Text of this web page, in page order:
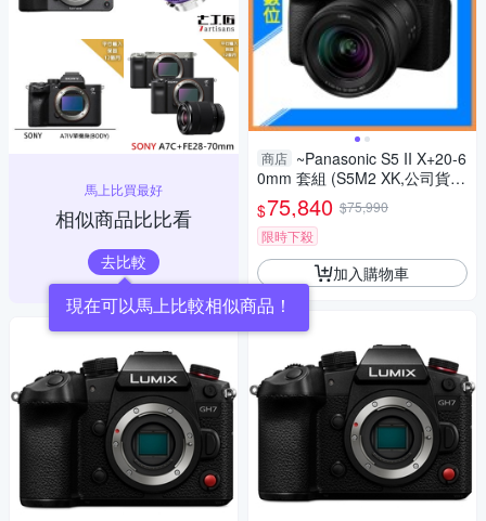
馬上比買最好
相似商品比比看
去比較
現在可以馬上比較相似商品！
商店 ~Panasonic S5 II X+20-6
0mm 套組 (S5M2 XK,公司貨)
S5IIXK
$75,840 $75,990
限時下殺
加入購物車